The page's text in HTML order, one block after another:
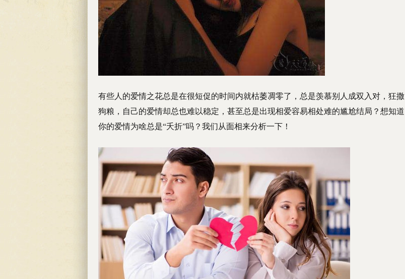
有些人的爱情之花总是在很短促的时间内就枯萎凋零了，总是羡慕别人成双入对，狂撒
狗粮，自己的爱情却总也难以稳定，甚至总是出现相爱容易相处难的尴尬结局？想知道
你的爱情为啥总是“夭折”吗？我们从面相来分析一下！